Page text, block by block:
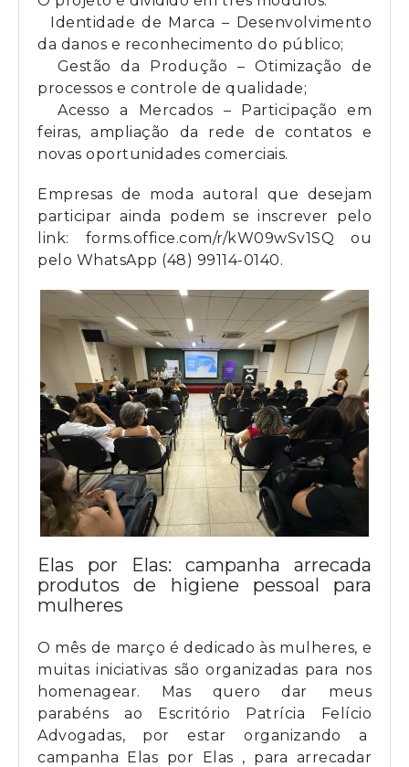
Identidade de Marca – Desenvolvimento
da danos e reconhecimento do público;
Gestão da Produção – Otimização de
processos e controle de qualidade;
Acesso a Mercados – Participação em
feiras, ampliação da rede de contatos e
novas oportunidades comerciais.
Empresas de moda autoral que desejam
participar ainda podem se inscrever pelo
link:
forms.office.com/r/kW09wSv1SQ ou
pelo WhatsApp (48) 99114-0140.
Elas por Elas: campanha arrecada
produtos de higiene pessoal para
mulheres
O mês de março é dedicado às mulheres, e
muitas iniciativas são organizadas para nos
homenagear. Mas quero dar meus
parabéns ao Escritório Patrícia Felício
Advogadas, por estar organizando a
campanha Elas por Elas , para arrecadar